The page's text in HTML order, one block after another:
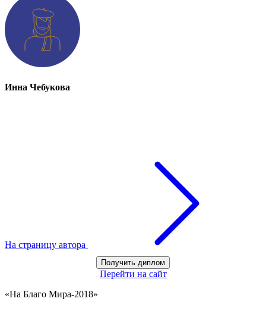
Инна Чебукова
На страницу автора
Получить диплом
Перейти на сайт
«На Благо Мира-2018»